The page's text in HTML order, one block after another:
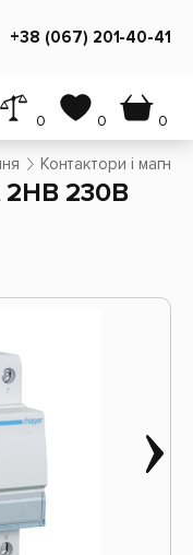
+38 (067) 201-40-41
0 0 0
Контактори і
2НВ 230В